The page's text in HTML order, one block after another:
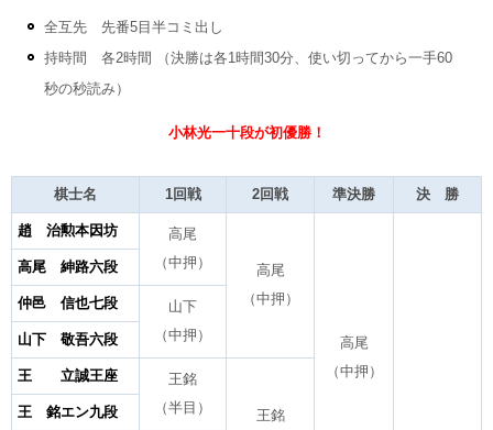
全互先 先番5目半コミ出し
持時間 各2時間 （決勝は各1時間30分、使い切ってから一手60
秒の秒読み）
小林光一十段が初優勝！
棋士名 1回戦 2回戦 準決勝 決 勝
趙 治勲本因坊
高尾
（中押）
高尾
（中押）
高尾
（中押）
高尾 紳路六段
仲邑 信也七段
山下
（中押）
山下 敬吾六段
王 立誠王座
王銘
（半目）
王銘
王 銘エン九段